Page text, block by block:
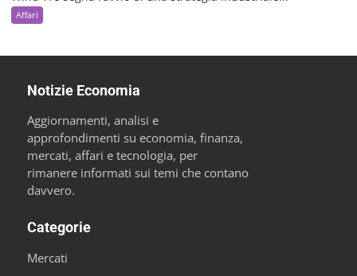
Affari
Notizie Economia
Aggiornamenti, analisi e
approfondimenti su economia, finanza,
mercati, affari e tecnologia, per
rimanere informati sui temi che contano
davvero.
Categorie
Mercati